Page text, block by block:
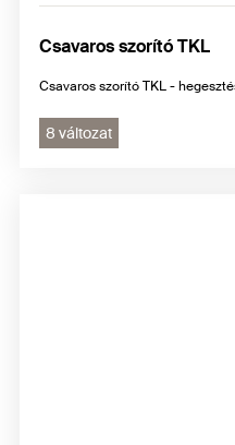
Csavaros szorító TKL
Csavaros szorító TKL -
8 változat